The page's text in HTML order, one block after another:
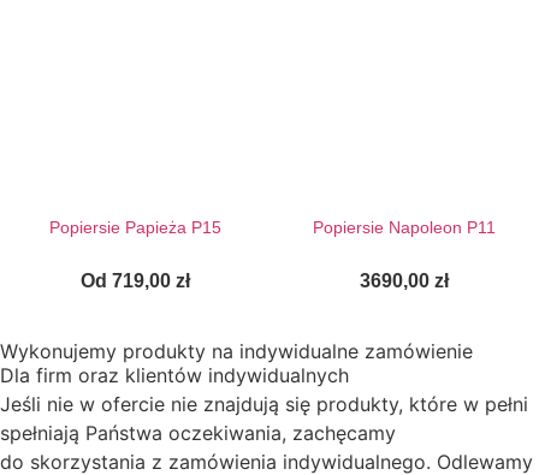
Popiersie Papieża P15
Od 719,00 zł
Popiersie Napoleon P11
3690,00 zł
Wykonujemy produkty na indywidualne zamówienie
Dla firm oraz klientów indywidualnych
Jeśli nie w ofercie nie znajdują się produkty, które w pełni
spełniają Państwa oczekiwania, zachęcamy
do skorzystania z zamówienia indywidualnego. Odlewamy